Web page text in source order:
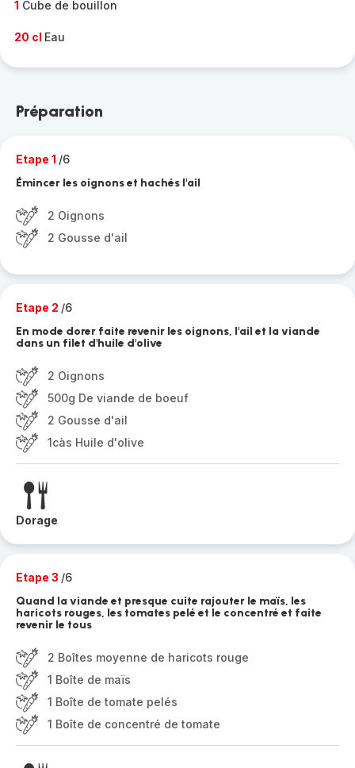
1 Cube de bouillon
20 cl Eau
Préparation
Etape 1 /6
Émincer les oignons et hachés l'ail
2 Oignons
2 Gousse d'ail
Etape 2 /6
En mode dorer faite revenir les oignons, l'ail et la viande
dans un filet d'huile d'olive
2 Oignons
500g De viande de boeuf
2 Gousse d'ail
1càs Huile d'olive
Dorage
Etape 3 /6
Quand la viande et presque cuite rajouter le maïs, les
haricots rouges, les tomates pelé et le concentré et faite
revenir le tous
2 Boîtes moyenne de haricots rouge
1 Boîte de maïs
1 Boîte de tomate pelés
1 Boîte de concentré de tomate